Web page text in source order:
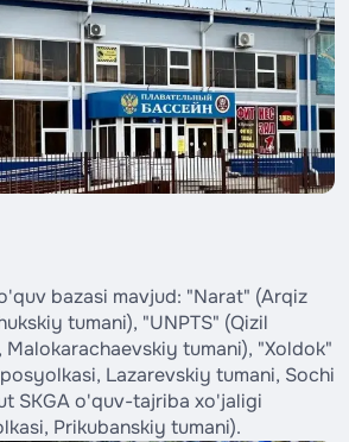
bazasi mavjud: "Narat" (Arqiz
tumani), "UNPTS" (Qizil
tumani), "Xoldok"
Lazarevskiy tumani, Sochi
SKGA o'quv-tajriba xo'jaligi
Prikubanskiy tumani).